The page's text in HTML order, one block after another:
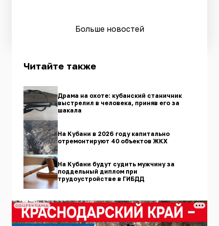
Больше новостей
Читайте также
Драма на охоте: кубанский станичник
выстрелил в человека, приняв его за
шакала
На Кубани в 2026 году капитально
отремонтируют 40 объектов ЖКХ
На Кубани будут судить мужчину за
поддельный диплом при
трудоустройстве в ГИБДД
СОЦРЕКЛАМА